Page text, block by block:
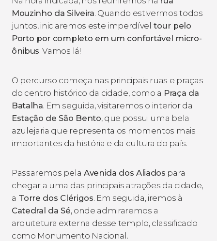
Mouzinho da Silveira. Quando estivermos todos
juntos, iniciaremos este imperdível tour pelo
Porto por completo em um confortável micro-
ônibus. Vamos lá!
O percurso começa nas principais ruas e praças
do centro histórico da cidade, como a Praça da
Batalha. Em seguida, visitaremos o interior da
Estação de São Bento, que possui uma bela
azulejaria que representa os momentos mais
importantes da história e da cultura do país.
Passaremos pela Avenida dos Aliados para
chegar a uma das principais atrações da cidade,
a Torre dos Clérigos. Em seguida, iremos à
Catedral da Sé, onde admiraremos a
arquitetura externa desse templo, classificado
como Monumento Nacional.